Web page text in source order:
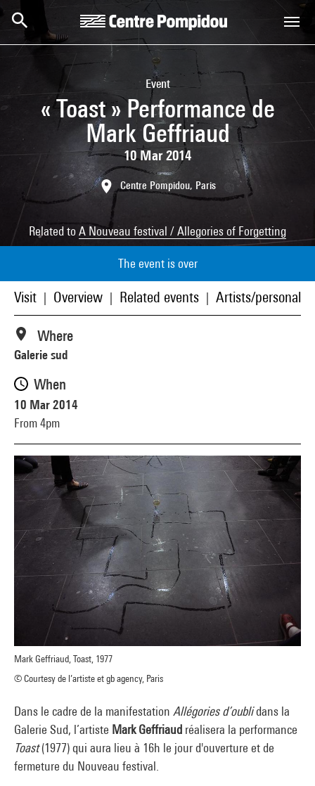
Skip to main content
Centre Pompidou
Event
« Toast » Performance de
Mark Geffriaud
10 Mar 2014
Centre Pompidou, Paris
Related toA Nouveau festival / Allegories of Forgetting
The event is over
Visit Overview Related events Artists/
Mark Geffriaud, Toast, 1977
© Courtesy de l’artiste et gb agency, Paris
Dans le cadre de la manifestation Allégories d’oublidans la
Galerie Sud, l’artiste Mark Geffriaud réalisera la performance
Toast(1977) qui aura lieu à 16h le jour d'ouverture et de
fermeture du Nouveau festival.
Where
Galerie sud
When
10 Mar 2014
From 4pm